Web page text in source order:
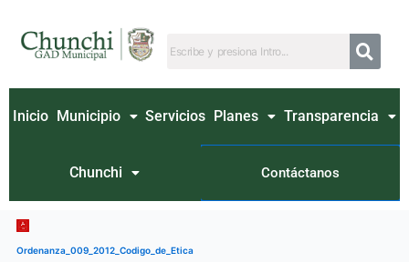
contenido
Inicio Municipio Servicios Planes Transparencia
Chunchi Contáctanos
Ordenanza_009_2012_Codigo_de_Etica